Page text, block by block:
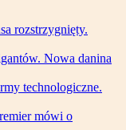
rozstrzygnięty.
Nowa danina
technologiczne.
mówi o